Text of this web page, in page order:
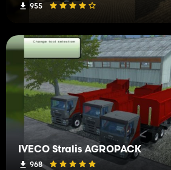
955
IVECO Stralis AGROPACK
968